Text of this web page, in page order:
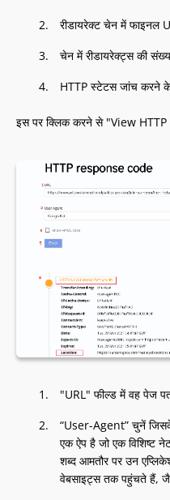
रीडायरेक्ट चेन में फाइनल
चेन में रीडायरेक्ट्स की
HTTP स्टेटस जांच करने
इस पर क्लिक करने से "View HTTP
"URL" फील्ड में वह पेज
“User-Agent” चुनें
एक ऐप है जो एक विशिष्ट
शब्द आमतौर पर उन
वेबसाइट्स तक पहुंचते हैं,